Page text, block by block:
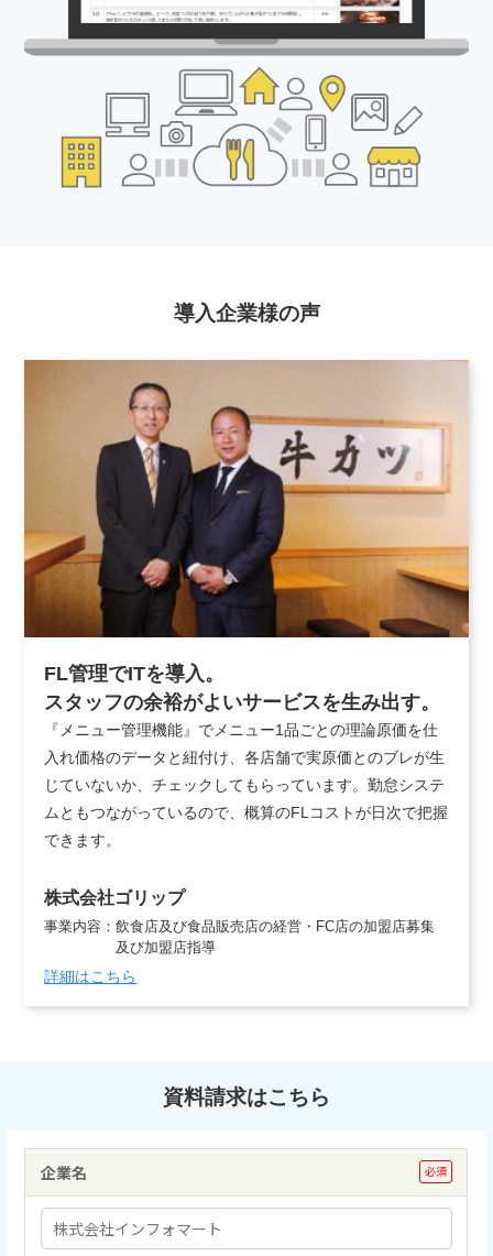
導入企業様の声
FL管理でITを導入。
スタッフの余裕がよいサービスを生み出す。
『メニュー管理機能』でメニュー1品ごとの理論原価を仕
入れ価格のデータと紐付け、各店舗で実原価とのブレが生
じていないか、チェックしてもらっています。勤怠システ
ムともつながっているので、概算のFLコストが日次で把握
できます。
株式会社ゴリップ
事業内容：飲食店及び食品販売店の経営・FC店の加盟店募集
及び加盟店指導
詳細はこちら
資料請求はこちら